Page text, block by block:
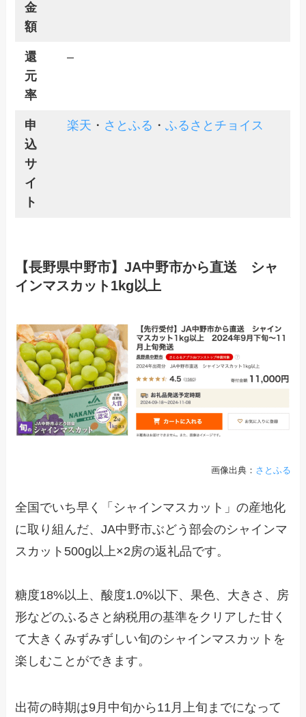
金
額
還
元
率
–
申
込
サ
イ
ト
楽天 ・ さとふる ・ ふるさとチョイス
【長野県中野市】JA中野市から直送 シャ
インマスカット1kg以上
画像出典： さとふる
全国でいち早く「シャインマスカット」の産地化
に取り組んだ、JA中野市ぶどう部会のシャインマ
スカット500g以上×2房の返礼品です。
糖度18%以上、酸度1.0%以下、果色、大きさ、房
形などのふるさと納税用の基準をクリアした甘く
て大きくみずみずしい旬のシャインマスカットを
楽しむことができます。
出荷の時期は9月中旬から11月上旬までになって